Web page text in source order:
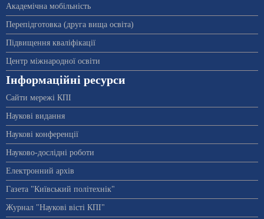
Академічна мобільність
Перепідготовка (друга вища освіта)
Підвищення кваліфікації
Центр міжнародної освіти
Інформаційні ресурси
Сайти мережі КПІ
Наукові видання
Наукові конференції
Науково-дослідні роботи
Електронний архів
Газета "Київський політехнік"
Журнал "Наукові вісті КПІ"